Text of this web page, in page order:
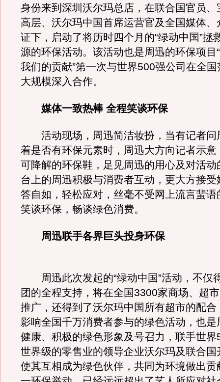
身份来到深圳沃尔玛总店，在联合国官员、
高层、沃尔玛中国首席运营官及全国媒体、
证下，启动了将历时四个月的“绿动中国”拯
源的环保活动。该活动也是周迅的环保项目
我们的贡献”第一次与世界500强公司在全
大规模深入合作。
媒体一致热棒 全程笑谈环保
活动现场，周迅简洁妆扮，当有记者问
着是否有环保元素时，周迅大方向记者示意
可降解的环保鞋，足见周迅的用心及对活动
台上的周迅积极与消费者互动，更大方接
答自如，轻松应对，丝毫不受网上流言蜚语
笑谈环保，畅谈绿色消费。
周迅联手各界巨头投身环保
周迅此次发起的“绿动中国”活动，不仅
团的全程支持，将在全国3300家商场、超
推广，还得到了沃尔玛中国所有超市的配合
影响全国千万消费者参与的绿色活动，也是
健康、积极的绿色形象及号召力，联手世
世界级的零售业的领导企业沃尔玛及联合国
使其互相成为绿色伙伴，共同为环境做出贡